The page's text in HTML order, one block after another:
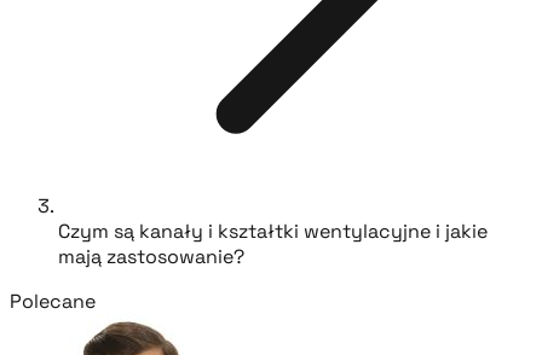
Czym są kanały i kształtki wentylacyjne i jakie
mają zastosowanie?
Polecane